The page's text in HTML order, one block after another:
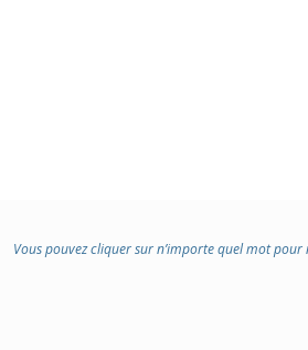
Vous pouvez cliquer sur n’importe quel mot